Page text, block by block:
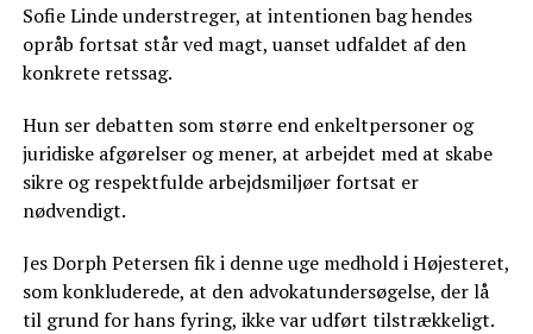
Sofie Linde understreger, at intentionen bag hendes
opråb fortsat står ved magt, uanset udfaldet af den
konkrete retssag.
Hun ser debatten som større end enkeltpersoner og
juridiske afgørelser og mener, at arbejdet med at skabe
sikre og respektfulde arbejdsmiljøer fortsat er
nødvendigt.
Jes Dorph Petersen fik i denne uge medhold i Højesteret,
som konkluderede, at den advokatundersøgelse, der lå
til grund for hans fyring, ikke var udført tilstrækkeligt.